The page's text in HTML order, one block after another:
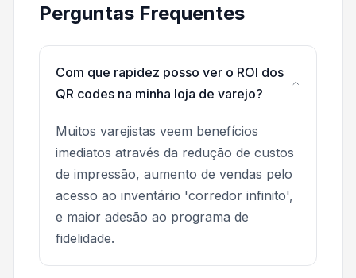
Perguntas Frequentes
Com que rapidez posso ver o ROI dos
QR codes na minha loja de varejo?
Muitos varejistas veem benefícios
imediatos através da redução de custos
de impressão, aumento de vendas pelo
acesso ao inventário 'corredor infinito',
e maior adesão ao programa de
fidelidade.